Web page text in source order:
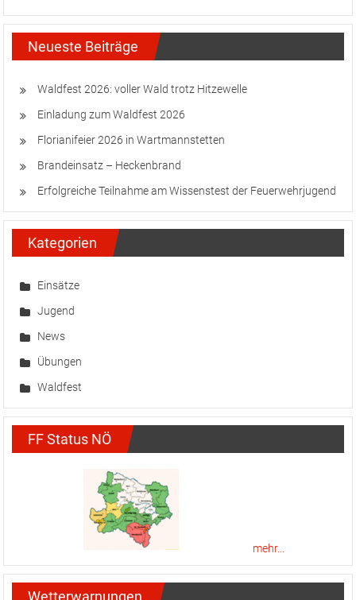
Neueste Beiträge
Waldfest 2026: voller Wald trotz Hitzewelle
Einladung zum Waldfest 2026
Florianifeier 2026 in Wartmannstetten
Brandeinsatz – Heckenbrand
Erfolgreiche Teilnahme am Wissenstest der Feuerwehrjugend
Kategorien
Einsätze
Jugend
News
Übungen
Waldfest
FF Status NÖ
mehr...
Wetterwarnungen